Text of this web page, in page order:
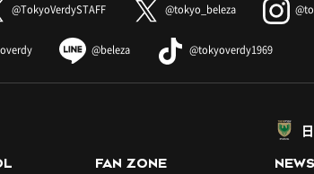
@TokyoVerdySTAFF @tokyo_beleza
@beleza @tokyoverdy1969
FAN ZONE NEWS